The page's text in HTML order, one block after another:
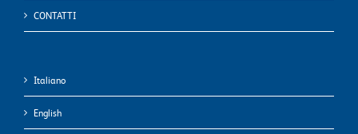
CONTATTI
Italiano
English